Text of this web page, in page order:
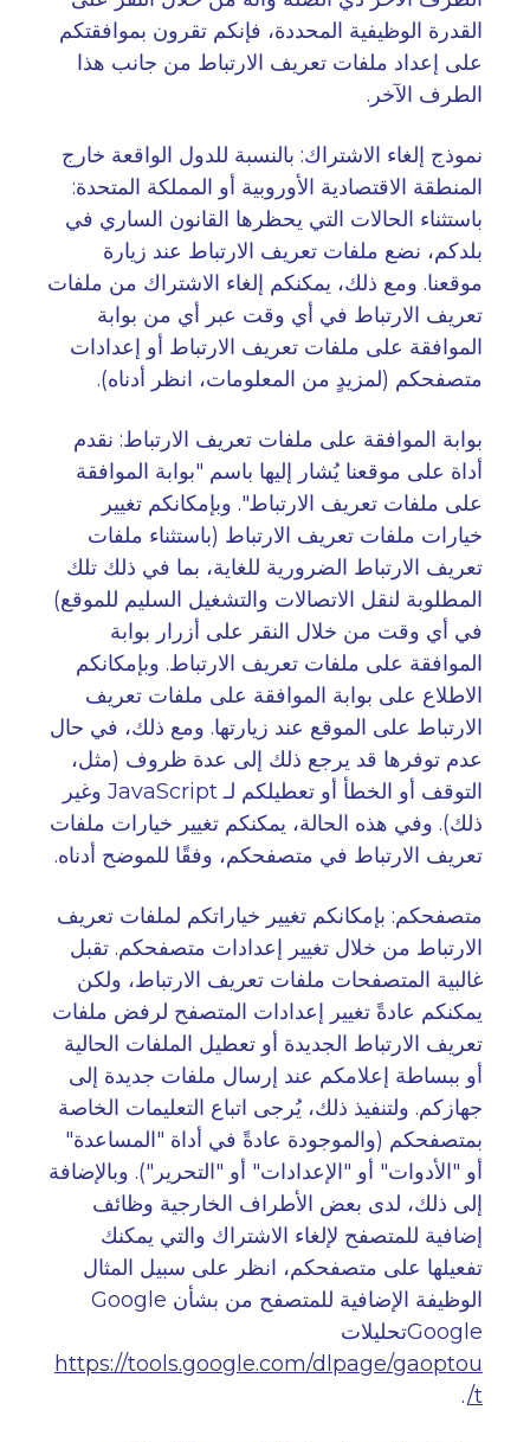
القدرة الوظيفية المحددة، فإنكم تقرون بموافقتكم
على إعداد ملفات تعريف الارتباط من جانب هذا
الطرف الآخر .
نموذج إلغاء الاشتراك: بالنسبة للدول الواقعة خارج
المنطقة الاقتصادية الأوروبية أو المملكة المتحدة:
باستثناء الحالات التي يحظرها القانون الساري في
بلدكم، نضع ملفات تعريف الارتباط عند زيارة
موقعنا. ومع ذلك، يمكنكم إلغاء الاشتراك من ملفات
تعريف الارتباط في أي وقت عبر أي من بوابة
الموافقة على ملفات تعريف الارتباط أو إعدادات
متصفحكم (لمزيدٍ من المعلومات، انظر أدناه).
بوابة الموافقة على ملفات تعريف الارتباط: نقدم
أداة على موقعنا يُشار إليها باسم "بوابة الموافقة
على ملفات تعريف الارتباط". وبإمكانكم تغيير
خيارات ملفات تعريف الارتباط (باستثناء ملفات
تعريف الارتباط الضرورية للغاية، بما في ذلك تلك
المطلوبة لنقل الاتصالات والتشغيل السليم للموقع)
في أي وقت من خلال النقر على أزرار بوابة
الموافقة على ملفات تعريف الارتباط. وبإمكانكم
الاطلاع على بوابة الموافقة على ملفات تعريف
الارتباط على الموقع عند زيارتها. ومع ذلك، في حال
عدم توفرها قد يرجع ذلك إلى عدة ظروف (مثل،
التوقف أو الخطأ أو تعطيلكم لـJavaScript
وغير
ذلك). وفي هذه الحالة، يمكنكم تغيير خيارات ملفات
تعريف الارتباط في متصفحكم، وفقًا للموضح أدناه.
متصفحكم: بإمكانكم تغيير خياراتكم لملفات تعريف
الارتباط من خلال تغيير إعدادات متصفحكم. تقبل
غالبية المتصفحات ملفات تعريف الارتباط، ولكن
يمكنكم عادةً تغيير إعدادات المتصفح لرفض ملفات
تعريف الارتباط الجديدة أو تعطيل الملفات الحالية
أو ببساطة إعلامكم عند إرسال ملفات جديدة إلى
جهازكم. ولتنفيذ ذلك، يُرجى اتباع التعليمات الخاصة
بمتصفحكم (والموجودة عادةً في أداة "المساعدة"
أو "الأدوات" أو "الإعدادات" أو "التحرير"). وبالإضافة
إلى ذلك، لدى بعض الأطراف الخارجية وظائف
إضافية للمتصفح لإلغاء الاشتراك والتي يمكنك
تفعيلها على متصفحكم، انظر على سبيل المثال
الوظيفة الإضافية للمتصفح من بشأن
تحليلاتGoogle
https://tools.google.com/dlpage/gaoptou
t/
.